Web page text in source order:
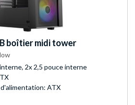
boîtier midi tower
2x 2,5 pouce interne
ATX